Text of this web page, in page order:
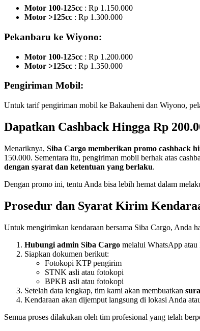
Motor 100-125cc : Rp 1.150.000
Motor >125cc : Rp 1.300.000
Pekanbaru ke Wiyono:
Motor 100-125cc : Rp 1.200.000
Motor >125cc : Rp 1.350.000
Pengiriman Mobil:
Untuk tarif pengiriman mobil ke Bakauheni dan Wiyono,
Dapatkan Cashback Hingga Rp
Menariknya, Siba Cargo memberikan promo cashback
150.000. Sementara itu, pengiriman mobil berhak atas
dengan syarat dan ketentuan yang berlaku.
Dengan promo ini, tentu Anda bisa lebih hemat dalam
Prosedur dan Syarat Kirim
Untuk mengirimkan kendaraan bersama Siba Cargo, Anda
Hubungi admin Siba Cargo melalui WhatsApp
Siapkan dokumen berikut:
Fotokopi KTP pengirim
STNK asli atau fotokopi
BPKB asli atau fotokopi
Setelah data lengkap, tim kami akan membuatkan
Kendaraan akan dijemput langsung di lokasi Anda
Semua proses dilakukan oleh tim profesional yang telah